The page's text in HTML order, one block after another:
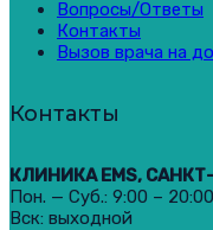
Вопросы/Ответы
Контакты
Вызов врача на
Контакты
КЛИНИКА EMS,
Пон. — Суб.: 9:00 – 20:00
Вск: выходной